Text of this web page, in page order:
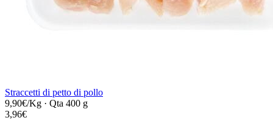
Straccetti di petto di pollo
9,90€/Kg · Qta 400 g
3,96€